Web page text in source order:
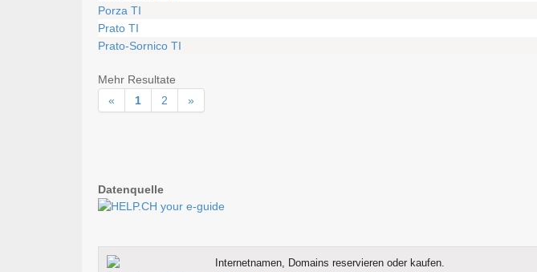
Porza TI
Prato TI
Prato-Sornico TI
Mehr Resultate
«
1 2 »
Datenquelle
Internetnamen, Domains reservieren oder kaufen.